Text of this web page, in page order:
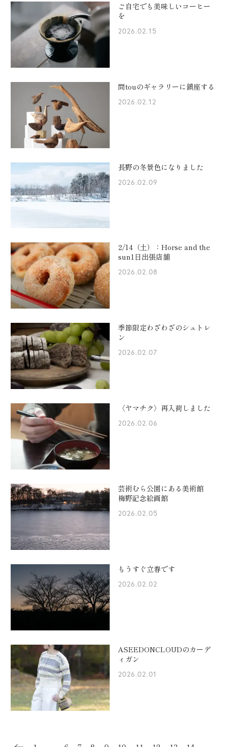
ご自宅でも美味しいコーヒー
を
2026.02.15
問touのギャラリーに鎮座する
2026.02.12
長野の冬景色になりました
2026.02.09
2/14（土）：Horse and the
sun1日出張店舗
2026.02.08
季節限定わざわざのシュトレ
ン
2026.02.07
〈ヤマチク〉再入荷しました
2026.02.06
芸術むら公園にある美術館
梅野記念絵画館
2026.02.05
もうすぐ立春です
2026.02.02
ASEEDONCLOUDのカーデ
ィガン
2026.02.01